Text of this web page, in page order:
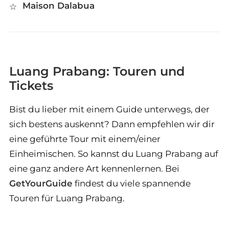
Maison Dalabua
Luang Prabang: Touren und
Tickets
Bist du lieber mit einem Guide unterwegs, der
sich bestens auskennt? Dann empfehlen wir dir
eine geführte Tour mit einem/einer
Einheimischen. So kannst du Luang Prabang auf
eine ganz andere Art kennenlernen. Bei
GetYourGuide findest du viele spannende
Touren für Luang Prabang.